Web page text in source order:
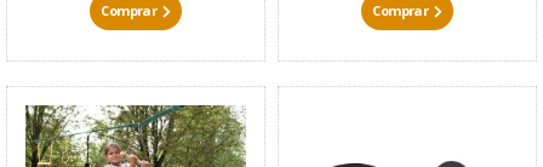
Comprar Comprar